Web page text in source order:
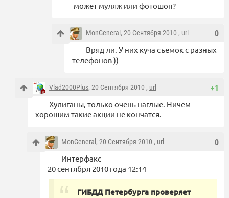
может муляж или фотошоп?
0
MonGeneral , 20 Сентября 2010 , url
Вряд ли. У них куча съемок с разных
телефонов ))
+1
Vlad2000Plus, 20 Сентября 2010 , url
Хулиганы, только очень наглые. Ничем
хорошим такие акции не кончатся.
0
MonGeneral , 20 Сентября 2010 , url
Интерфакс
20 сентября 2010 года 12:14
ГИБДД Петербурга проверяет